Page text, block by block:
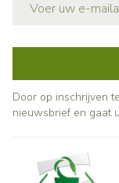
Door op inschrijven
nieuwsbrief en gaat